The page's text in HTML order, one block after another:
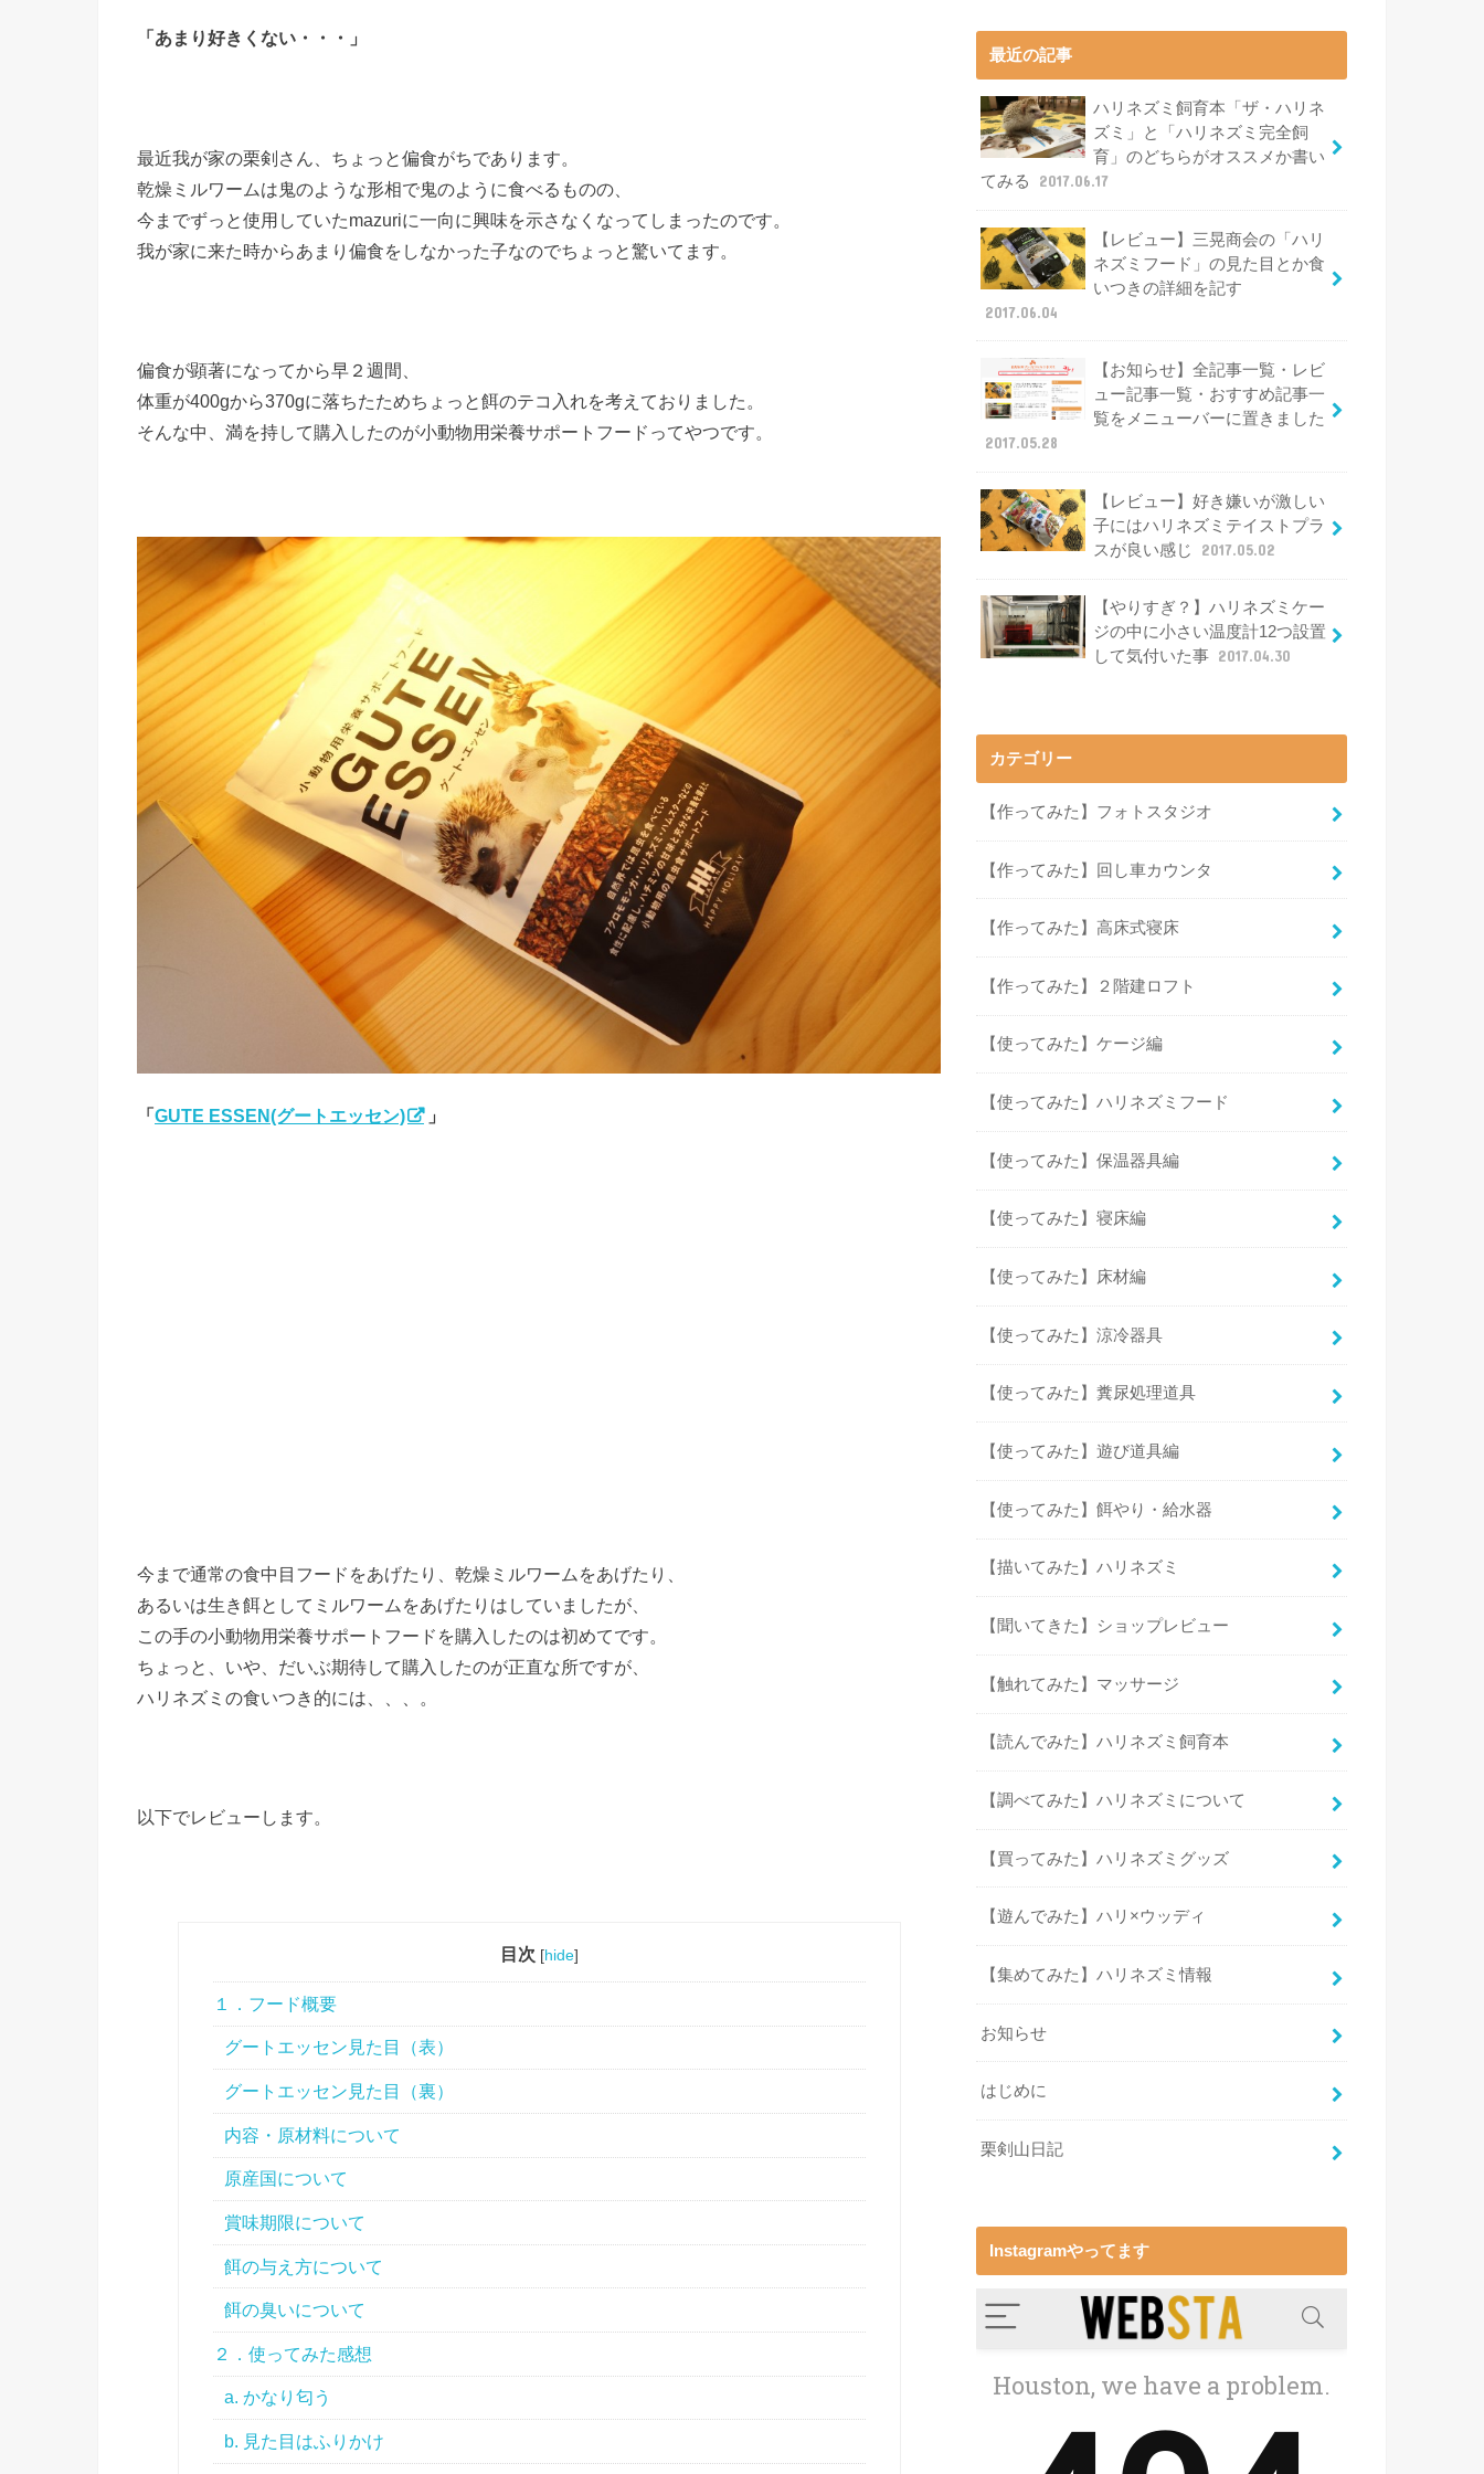
「あまり好きくない・・・」
最近我が家の栗剣さん、ちょっと偏食がちであります。
乾燥ミルワームは鬼のような形相で鬼のように食べるものの、
今までずっと使用していたmazuriに一向に興味を示さなくなってしまったのです。
我が家に来た時からあまり偏食をしなかった子なのでちょっと驚いてます。
偏食が顕著になってから早２週間、
体重が400gから370gに落ちたためちょっと餌のテコ入れを考えておりました。
そんな中、満を持して購入したのが小動物用栄養サポートフードってやつです。
「 GUTE ESSEN(グートエッセン) 」
今まで通常の食中目フードをあげたり、乾燥ミルワームをあげたり、
あるいは生き餌としてミルワームをあげたりはしていましたが、
この手の小動物用栄養サポートフードを購入したのは初めてです。
ちょっと、いや、だいぶ期待して購入したのが正直な所ですが、
ハリネズミの食いつき的には、、、。
以下でレビューします。
目次 [hide]
１．フード概要
グートエッセン見た目（表）
グートエッセン見た目（裏）
内容・原材料について
原産国について
賞味期限について
餌の与え方について
餌の臭いについて
２．使ってみた感想
a. かなり匂う
b. 見た目はふりかけ
最近の記事
ハリネズミ飼育本「ザ・ハリネ
ズミ」と「ハリネズミ完全飼
育」のどちらがオススメか書い
てみる
2017.06.17
【レビュー】三晃商会の「ハリ
ネズミフード」の見た目とか食
いつきの詳細を記す
2017.06.04
【お知らせ】全記事一覧・レビ
ュー記事一覧・おすすめ記事一
覧をメニューバーに置きました
2017.05.28
【レビュー】好き嫌いが激しい
子にはハリネズミテイストプラ
スが良い感じ
2017.05.02
【やりすぎ？】ハリネズミケー
ジの中に小さい温度計12つ設置
して気付いた事 2017.04.30
カテゴリー
【作ってみた】フォトスタジオ
【作ってみた】回し車カウンタ
【作ってみた】高床式寝床
【作ってみた】２階建ロフト
【使ってみた】ケージ編
【使ってみた】ハリネズミフード
【使ってみた】保温器具編
【使ってみた】寝床編
【使ってみた】床材編
【使ってみた】涼冷器具
【使ってみた】糞尿処理道具
【使ってみた】遊び道具編
【使ってみた】餌やり・給水器
【描いてみた】ハリネズミ
【聞いてきた】ショップレビュー
【触れてみた】マッサージ
【読んでみた】ハリネズミ飼育本
【調べてみた】ハリネズミについて
【買ってみた】ハリネズミグッズ
【遊んでみた】ハリ×ウッディ
【集めてみた】ハリネズミ情報
お知らせ
はじめに
栗剣山日記
Instagramやってます